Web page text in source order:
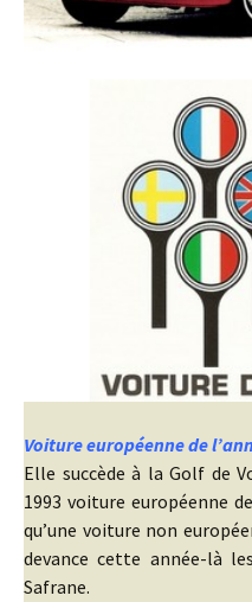
Voiture européenne de
Elle succède à la Golf de
1993 voiture européenne
qu’une voiture non
devance cette année-là
Safrane.